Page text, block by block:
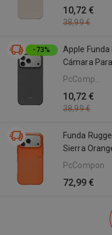
ES
10,72 €
38,99 €
-73%
Apple
Cámara
ES
10,72 €
38,99 €
Funda
Sierra
Polimero
72,99 €